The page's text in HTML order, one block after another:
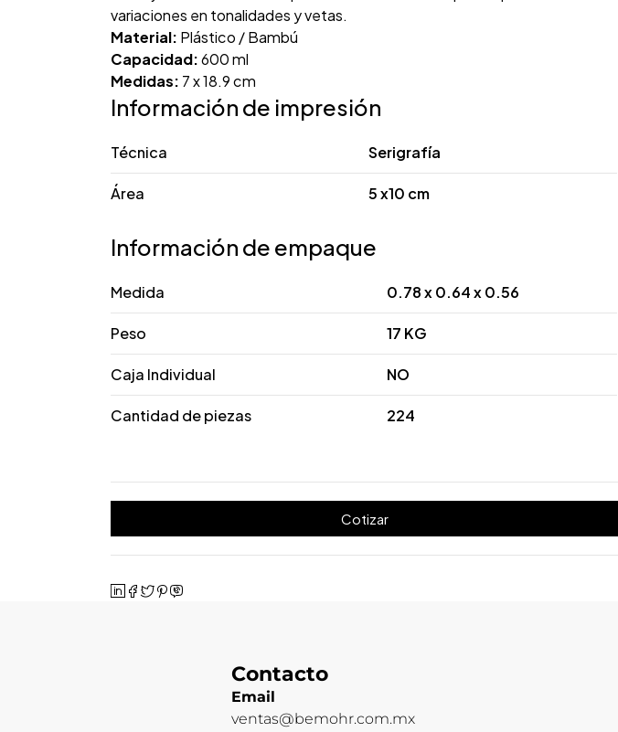
variaciones en tonalidades y vetas.
Material: Plástico / Bambú
Capacidad:600 ml
Medidas: 7 x 18.9 cm
Información de impresión
Técnica Serigrafía
Área 5 x10 cm
Información de empaque
Medida 0.78 x 0.64 x 0.56
Peso 17 KG
Caja Individual NO
Cantidad de piezas 224
Cotizar
Contacto
Email
ventas@bemohr.com.mx